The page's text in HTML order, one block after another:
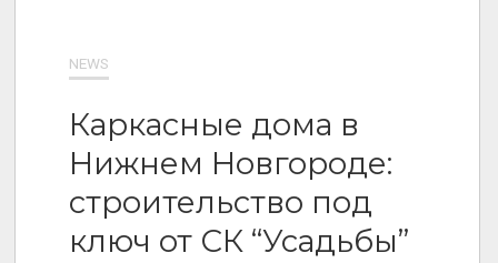
NEWS
Каркасные дома в
Нижнем Новгороде:
строительство под
ключ от СК “Усадьбы”